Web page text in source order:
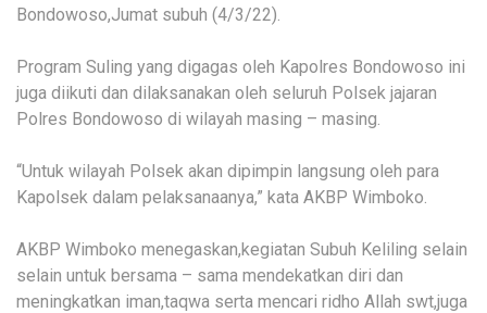
Bondowoso,Jumat subuh (4/3/22).
Program Suling yang digagas oleh Kapolres Bondowoso ini
juga diikuti dan dilaksanakan oleh seluruh Polsek jajaran
Polres Bondowoso di wilayah masing – masing.
“Untuk wilayah Polsek akan dipimpin langsung oleh para
Kapolsek dalam pelaksanaanya,” kata AKBP Wimboko.
AKBP Wimboko menegaskan,kegiatan Subuh Keliling selain
selain untuk bersama – sama mendekatkan diri dan
meningkatkan iman,taqwa serta mencari ridho Allah swt,juga